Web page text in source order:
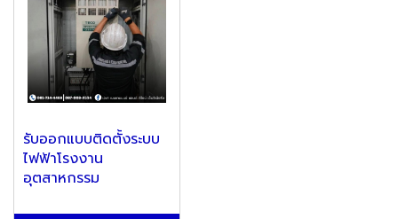
รับออกแบบติดตั้งระบบ
ไฟฟ้าโรงงาน
อุตสาหกรรม